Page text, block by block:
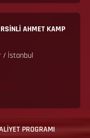
AHMET KAMP
/ İstanbul
PROGRAMI